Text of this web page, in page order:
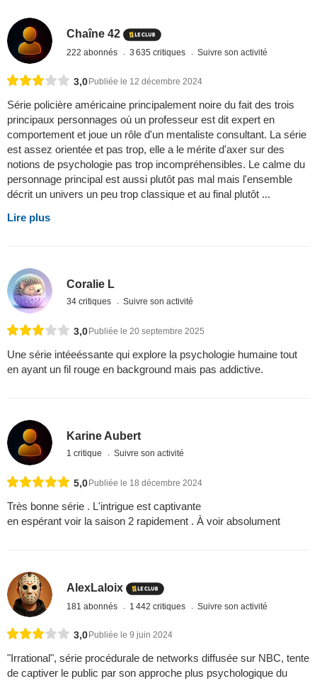
Chaîne 42
222 abonnés 3 635 critiques Suivre son activité
3,0Publiée le 12 décembre 2024
Série policière américaine principalement noire du fait des trois
principaux personnages où un professeur est dit expert en
comportement et joue un rôle d'un mentaliste consultant. La série
est assez orientée et pas trop, elle a le mérite d'axer sur des
notions de psychologie pas trop incompréhensibles. Le calme du
personnage principal est aussi plutôt pas mal mais l'ensemble
décrit un univers un peu trop classique et au final plutôt ...
Lire plus
Coralie L
34 critiques Suivre son activité
3,0Publiée le 20 septembre 2025
Une série intéeéssante qui explore la psychologie humaine tout
en ayant un fil rouge en background mais pas addictive.
Karine Aubert
1 critique Suivre son activité
5,0 Publiée le 18 décembre 2024
Très bonne série . L'intrigue est captivante
en espérant voir la saison 2 rapidement . À voir absolument
AlexLaloix
181 abonnés 1 442 critiques Suivre son activité
3,0 Publiée le 9 juin 2024
"Irrational", série procédurale de networks diffusée sur NBC, tente
de captiver le public par son approche plus psychologique du